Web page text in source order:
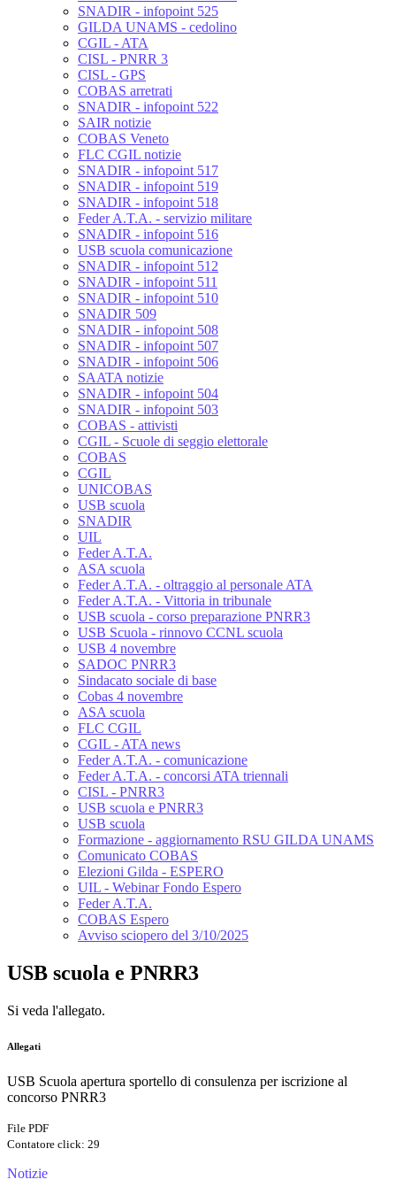
SNADIR - infopoint 525
GILDA UNAMS - cedolino
CGIL - ATA
CISL - PNRR 3
CISL - GPS
COBAS arretrati
SNADIR - infopoint 522
SAIR notizie
COBAS Veneto
FLC CGIL notizie
SNADIR - infopoint 517
SNADIR - infopoint 519
SNADIR - infopoint 518
Feder A.T.A. - servizio militare
SNADIR - infopoint 516
USB scuola comunicazione
SNADIR - infopoint 512
SNADIR - infopoint 511
SNADIR - infopoint 510
SNADIR 509
SNADIR - infopoint 508
SNADIR - infopoint 507
SNADIR - infopoint 506
SAATA notizie
SNADIR - infopoint 504
SNADIR - infopoint 503
COBAS - attivisti
CGIL - Scuole di seggio elettorale
COBAS
CGIL
UNICOBAS
USB scuola
SNADIR
UIL
Feder A.T.A.
ASA scuola
Feder A.T.A. - oltraggio al personale ATA
Feder A.T.A. - Vittoria in tribunale
USB scuola - corso preparazione PNRR3
USB Scuola - rinnovo CCNL scuola
USB 4 novembre
SADOC PNRR3
Sindacato sociale di base
Cobas 4 novembre
ASA scuola
FLC CGIL
CGIL - ATA news
Feder A.T.A. - comunicazione
Feder A.T.A. - concorsi ATA triennali
CISL - PNRR3
USB scuola e PNRR3
USB scuola
Formazione - aggiornamento RSU GILDA UNAMS
Comunicato COBAS
Elezioni Gilda - ESPERO
UIL - Webinar Fondo Espero
Feder A.T.A.
COBAS Espero
Avviso sciopero del 3/10/2025
USB scuola e PNRR3
Si veda l'allegato.
Allegati
USB Scuola apertura sportello di consulenza per iscrizione al
concorso PNRR3
File PDF
Contatore click: 29
Notizie